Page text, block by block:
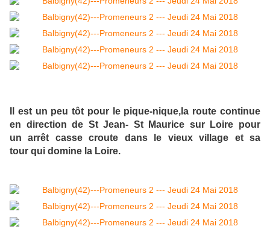
Il est un peu tôt pour le pique-nique,la route continue
en direction de St Jean- St Maurice sur Loire pour
un arrêt casse croute dans le vieux village et sa
tour qui domine la Loire.